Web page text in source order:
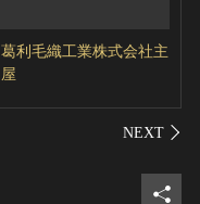
葛利毛織工業株式会社主
屋
シェ